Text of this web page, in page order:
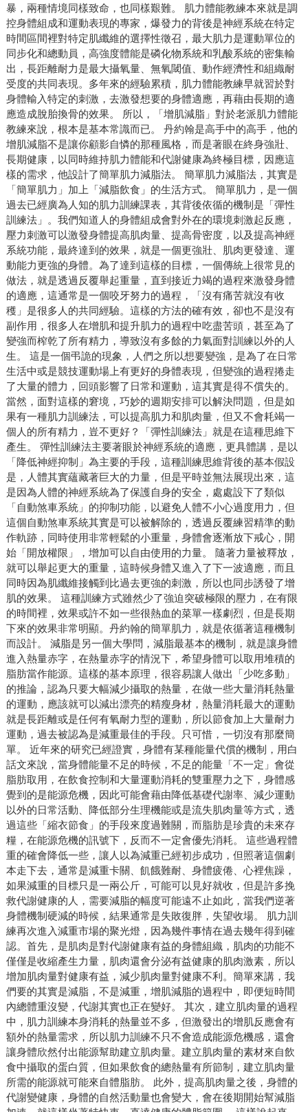
暴，兩種情境同樣致命，也同樣艱難。 肌力體能教練本來就是調
控身體組成和運動表現的專家，爆發力的背後是神經系統在特定
時間區間裡對特定肌纖維的選擇性徵召，最大肌力是運動單位的
同步化和總動員，高強度體能是磷化物系統和乳酸系統的密集輸
出，長距離耐力是最大攝氧量、無氧閾值、動作經濟性和組織耐
受度的共同表現。多年來的經驗累積，肌力體能教練早就習於對
身體輸入特定的刺激，去激發想要的身體適應，再藉由長期的適
應造成脫胎換骨的效果。 所以，「增肌減脂」對於老派肌力體能
教練來說，根本是基本常識而已。 丹約翰是高手中的高手，他的
增肌減脂不是讓你顧影自憐的那種風格，而是著眼在終身強壯、
長期健康，以同時維持肌力體能和代謝健康為終極目標，因應這
樣的需求，他設計了簡單肌力減脂法。 簡單肌力減脂法，其實是
「簡單肌力」加上「減脂飲食」的生活方式。 簡單肌力，是一個
過去已經廣為人知的肌力訓練課表，其背後依循的機制是「彈性
訓練法」。我們知道人的身體組成會對外在的環境刺激起反應，
壓力刺激可以激發身體提高肌肉量、提高骨密度，以及提高神經
系統功能，最終達到的效果，就是一個更強壯、肌肉更發達、運
動能力更強的身體。為了達到這樣的目標，一個傳統上很常見的
做法，就是透過反覆舉起重量，直到接近力竭的過程來激發身體
的適應，這通常是一個咬牙努力的過程，「沒有痛苦就沒有收
穫」是很多人的共同經驗。這樣的方法的確有效，卻也不是沒有
副作用，很多人在增肌和提升肌力的過程中吃盡苦頭，甚至為了
變強而榨乾了所有精力，導致沒有多餘的力氣面對訓練以外的人
生。 這是一個弔詭的現象，人們之所以想要變強，是為了在日常
生活中或是競技運動場上有更好的身體表現，但變強的過程捲走
了大量的體力，回頭影響了日常和運動，這其實是得不償失的。
當然，面對這樣的窘境，巧妙的週期安排可以解決問題，但是如
果有一種肌力訓練法，可以提高肌力和肌肉量，但又不會耗竭一
個人的所有精力，豈不更好？「彈性訓練法」就是在這種思維下
產生。 彈性訓練法主要著眼於神經系統的適應，更具體講，是以
「降低神經抑制」為主要的手段，這種訓練思維背後的基本假設
是，人體其實蘊藏著巨大的力量，但是平時並無法展現出來，這
是因為人體的神經系統為了保護自身的安全，處處設下了類似
「自動煞車系統」的抑制功能，以避免人體不小心過度用力，但
這個自動煞車系統其實是可以被解除的，透過反覆練習精準的動
作軌跡，同時使用非常輕鬆的小重量，身體會逐漸放下戒心，開
始「開放權限」，增加可以自由使用的力量。 隨著力量被釋放，
就可以舉起更大的重量，這時候身體又進入了下一波適應，而且
同時因為肌纖維接觸到比過去更強的刺激，所以也同步誘發了增
肌的效果。 這種訓練方式雖然少了強迫突破極限的壓力，在有限
的時間裡，效果或許不如一些很熱血的菜單一樣劇烈，但是長期
下來的效果非常明顯。丹約翰的簡單肌力，就是依循著這種機制
而設計。 減脂是另一個大學問，減脂最基本的機制，就是讓身體
進入熱量赤字，在熱量赤字的情況下，希望身體可以取用堆積的
脂肪當作能源。這樣的基本原理，很容易讓人做出「少吃多動」
的推論，認為只要大幅減少攝取的熱量，在做一些大量消耗熱量
的運動，應該就可以減出漂亮的精瘦身材，熱量消耗最大的運動
就是長距離或是任何有氧耐力型的運動，所以節食加上大量耐力
運動，過去被認為是減重最佳的手段。只可惜，一切沒有那麼簡
單。 近年來的研究已經證實，身體有某種能量代償的機制，用白
話文來說，當身體能量不足的時候，不足的能量「不一定」會從
脂肪取用，在飲食控制和大量運動消耗的雙重壓力之下，身體感
覺到的是能源危機，因此可能會藉由降低基礎代謝率、減少運動
以外的日常活動、降低部分生理機能或是流失肌肉量等方式，透
過這些「縮衣節食」的手段來度過難關，而脂肪是珍貴的未來存
糧，在能源危機的訊號下，反而不一定會優先消耗。 這些過程體
重的確會降低一些，讓人以為減重已經初步成功，但照著這個劇
本走下去，通常是減重卡關、飢餓難耐、身體疲倦、心裡焦躁，
如果減重的目標只是一兩公斤，可能可以見好就收，但是許多挽
救代謝健康的人，需要減脂的幅度可能遠不止如此，當我們逆著
身體機制硬減的時候，結果通常是失敗復胖，失望收場。 肌力訓
練再次進入減重市場的聚光燈，因為幾件事情在過去幾年得到確
認。首先，是肌肉是對代謝健康有益的身體組織，肌肉的功能不
僅僅是收縮產生力量，肌肉還會分泌有益健康的肌肉激素，所以
增加肌肉量對健康有益，減少肌肉量對健康不利。簡單來講，我
們要的其實是減脂，不是減重，增肌減脂的過程中，即便短時間
內總體重沒變，代謝其實也正在變好。 其次，建立肌肉量的過程
中，肌力訓練本身消耗的熱量並不多，但激發出的增肌反應會有
額外的熱量需求，所以肌力訓練不只不會造成能源危機感，還會
讓身體欣然付出能源幫助建立肌肉量。建立肌肉量的素材來自飲
食中攝取的蛋白質，但如果飲食的總熱量有所節制，建立肌肉量
所需的能源就可能來自體脂肪。 此外，提高肌肉量之後，身體的
代謝變健康，身體的自然活動量也會變大，會在後期開始幫減脂